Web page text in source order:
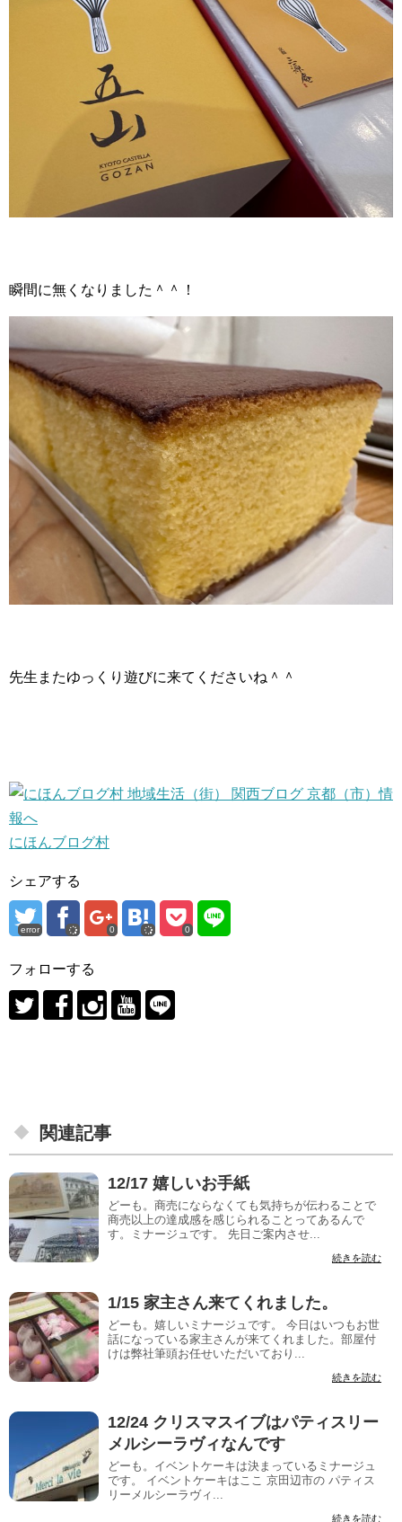
瞬間に無くなりました＾＾！
先生またゆっくり遊びに来てくださいね＾＾
にほんブログ村
シェアする
error 0 0
フォローする
関連記事
12/17 嬉しいお手紙
どーも。商売にならなくても気持ちが伝わることで
商売以上の達成感を感じられることってあるんで
す。ミナージュです。 先日ご案内させ...
続きを読む
1/15 家主さん来てくれました。
どーも。嬉しいミナージュです。 今日はいつもお世
話になっている家主さんが来てくれました。部屋付
けは弊社筆頭お任せいただいており...
続きを読む
12/24 クリスマスイブはパティスリー
メルシーラヴィなんです
どーも。イベントケーキは決まっているミナージュ
です。 イベントケーキはここ 京田辺市の パティス
リーメルシーラヴィ...
続きを読む